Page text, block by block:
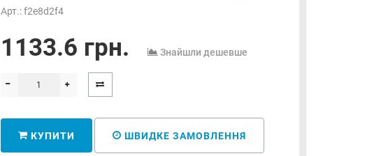
Арт.: f2e8d2f4
1133.6 грн. Знайшли дешевше
КУПИТИ ШВИДКЕ ЗАМОВЛЕННЯ